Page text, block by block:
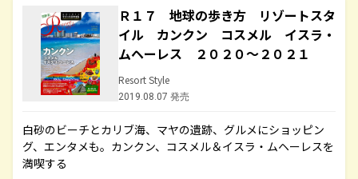
Ｒ１７ 地球の歩き方 リゾートスタ
イル カンクン コスメル イスラ・
ムヘーレス ２０２０～２０２１
Resort Style
2019.08.07 発売
白砂のビーチとカリブ海、マヤの遺跡、グルメにショッピン
グ、エンタメも。カンクン、コスメル＆イスラ・ムヘーレスを
満喫する